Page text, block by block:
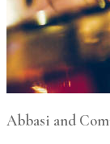
Abbasi and